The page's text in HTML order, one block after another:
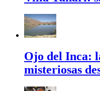
Ojo del Inca:
misteriosas